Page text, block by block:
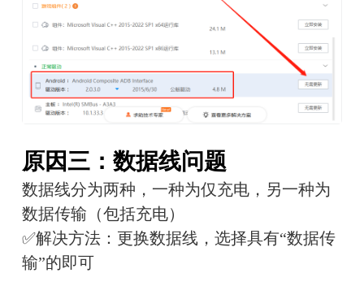
原因三：数据线问题
数据线分为两种，一种为仅充电，另一种为
数据传输（包括充电）
✅解决方法：更换数据线，选择具有“数据传
输”的即可